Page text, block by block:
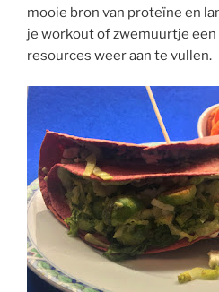
mooie bron van proteïne en
je workout of zwemuurtje
resources weer aan te vullen.